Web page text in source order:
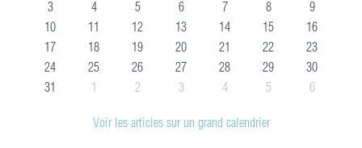
3
4 5 6 7 8
9
10
11 12 13 14 15
16
17
18 19 20 21 22
23
24
25 26 27 28 29
30
31
1 2 3 4 5 6
Voir les articles sur un grand calendrier